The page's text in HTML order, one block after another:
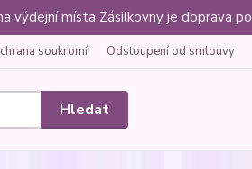
výdejní místa Zásilkovny je doprava
soukromí Odstoupení od smlouvy
Hledat